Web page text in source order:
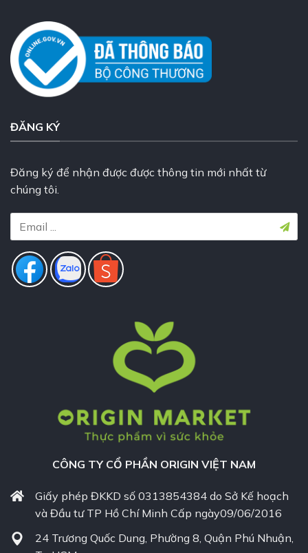
ĐĂNG KÝ
Đăng ký để nhận được được thông tin mới nhất từ
chúng tôi.
CÔNG TY CỔ PHẦN ORIGIN VIỆT NAM
Giấy phép ĐKKD số 0313854384 do Sở Kế hoạch
và Đầu tư TP Hồ Chí Minh Cấp ngày09/06/2016
24 Trương Quốc Dung, Phường 8, Quận Phú Nhuận,